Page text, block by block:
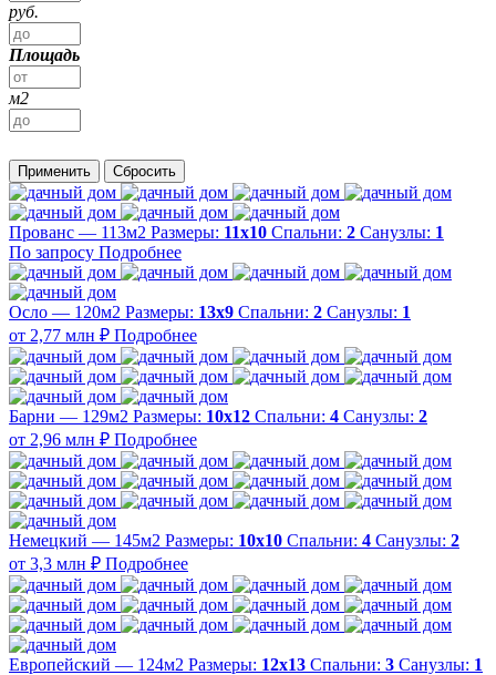
руб.
Площадь
м2
Применить Сбросить
Прованс — 113м2 Размеры: 11х10 Спальни: 2 Санузлы: 1
По запросу Подробнее
Осло — 120м2 Размеры: 13х9 Спальни: 2 Санузлы: 1
от 2,77 млн ₽ Подробнее
Барни — 129м2 Размеры: 10х12 Спальни: 4 Санузлы: 2
от 2,96 млн ₽ Подробнее
Немецкий — 145м2 Размеры: 10х10 Спальни: 4 Санузлы: 2
от 3,3 млн ₽ Подробнее
Европейский — 124м2 Размеры: 12х13 Спальни: 3 Санузлы: 1